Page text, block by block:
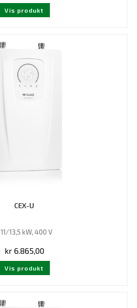
Vis produkt
CEX-U
11/13,5 kW, 400 V
kr6.865,00
Vis produkt